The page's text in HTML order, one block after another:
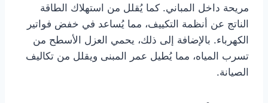
مريحة داخل المباني. كما يُقلل من استهلاك الطاقة
الناتج عن أنظمة التكييف، مما يُساعد في خفض فواتير
الكهرباء. بالإضافة إلى ذلك، يحمي العزل الأسطح من
تسرب المياه، مما يُطيل عمر المبنى ويقلل من تكاليف
الصيانة.